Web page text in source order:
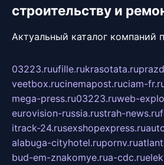
строительству и
Актуальный каталог компаний
03223.ruufille.rukrasotata.ru
veetbox.rucinemapost.ruciam-
mega-press.ru03223.ruweb-
eurovision-russia.rustrah-news.ru
itrack-24.rusexshopexpress.ru
alabuga-cityhotel.rupornv.ru
bud-em-znakomye.rua-cdc.ru